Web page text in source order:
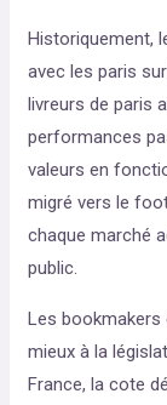
Historiquement,
avec les paris
livreurs de paris
performances
valeurs en
migré vers le
chaque marché
public.
Les
mieux à la
France, la cote